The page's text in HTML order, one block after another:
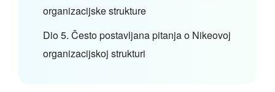
organizacijske strukture
Dio 5. Često postavljana pitanja o Nikeovoj
organizacijskoj strukturi